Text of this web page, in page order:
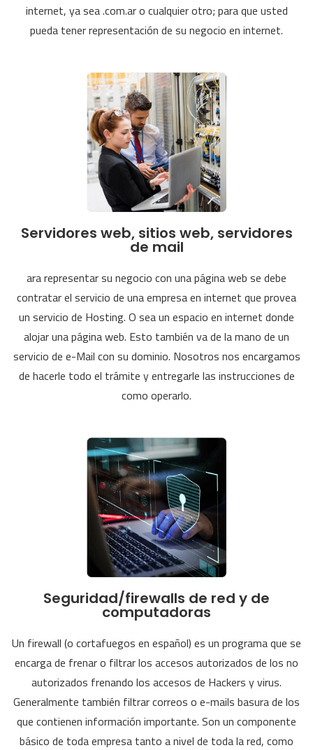
internet, ya sea .com.ar o cualquier otro; para que usted
pueda tener representación de su negocio en internet.
Servidores web, sitios web, servidores
de mail
ara representar su negocio con una página web se debe
contratar el servicio de una empresa en internet que provea
un servicio de Hosting. O sea un espacio en internet donde
alojar una página web. Esto también va de la mano de un
servicio de e-Mail con su dominio. Nosotros nos encargamos
de hacerle todo el trámite y entregarle las instrucciones de
como operarlo.
Seguridad/firewalls de red y de
computadoras
Un firewall (o cortafuegos en español) es un programa que se
encarga de frenar o filtrar los accesos autorizados de los no
autorizados frenando los accesos de Hackers y virus.
Generalmente también filtrar correos o e-mails basura de los
que contienen información importante. Son un componente
básico de toda empresa tanto a nivel de toda la red, como